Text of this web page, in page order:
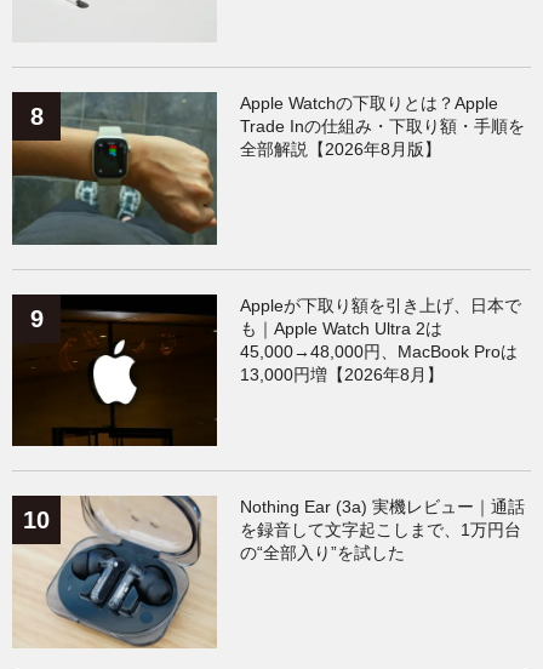
Apple Watchの下取りとは？Apple
Trade Inの仕組み・下取り額・手順を
全部解説【2026年8月版】
Appleが下取り額を引き上げ、日本で
も｜Apple Watch Ultra 2は
45,000→48,000円、MacBook Proは
13,000円増【2026年8月】
Nothing Ear (3a) 実機レビュー｜通話
を録音して文字起こしまで、1万円台
の“全部入り”を試した